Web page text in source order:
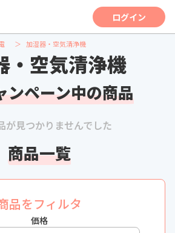
ログイン
加湿器・空気清浄機
・空気清浄機
ンペーン中の商品
が見つかりませんでした
商品一覧
品をフィルタ
価格